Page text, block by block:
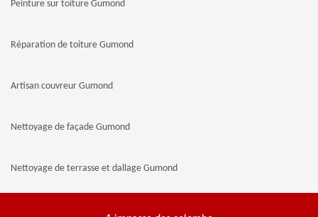
Peinture sur toiture Gumond
Réparation de toiture Gumond
Artisan couvreur Gumond
Nettoyage de façade Gumond
Nettoyage de terrasse et dallage Gumond